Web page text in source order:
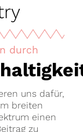
durch
uns dafür,
breiten
einen
zu